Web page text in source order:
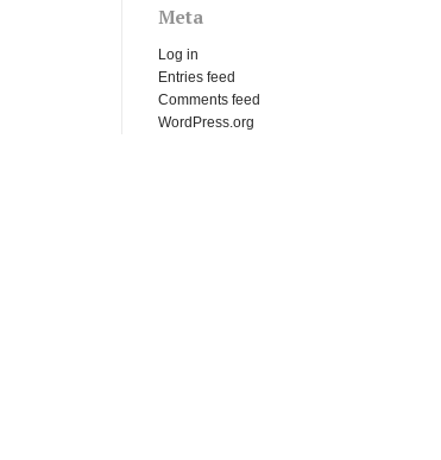
Meta
Log in
Entries feed
Comments feed
WordPress.org